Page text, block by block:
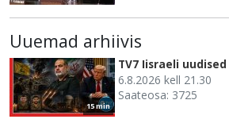
Uuemad arhiivis
15 min
TV7 Iisraeli uudised
6.8.2026 kell 21.30
Saateosa: 3725